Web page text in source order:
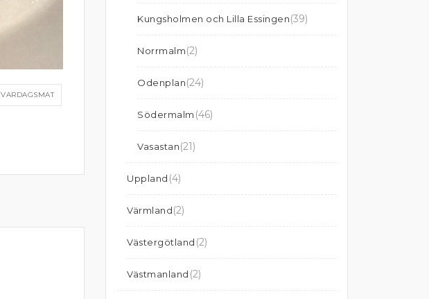
VARDAGSMAT
Kungsholmen och Lilla Essingen(39)
Norrmalm(2)
Odenplan(24)
Södermalm (46)
Vasastan(21)
Uppland (4)
Värmland(2)
Västergötland (2)
Västmanland (2)